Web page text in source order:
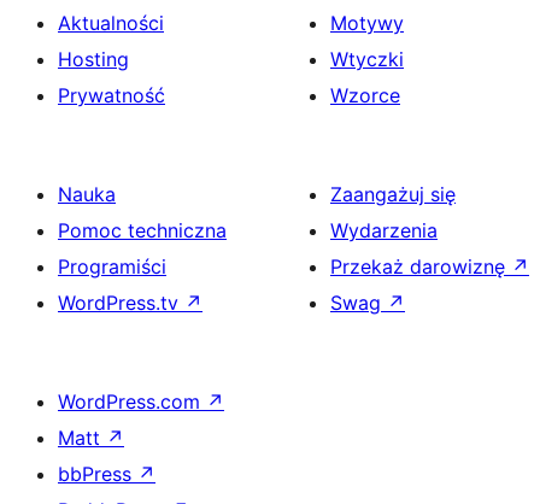
Aktualności
Hosting
Prywatność
Motywy
Wtyczki
Wzorce
Nauka
Pomoc techniczna
Programiści
WordPress.tv ↗
Zaangażuj się
Wydarzenia
Przekaż darowiznę ↗
Swag ↗
WordPress.com ↗
Matt ↗
bbPress ↗